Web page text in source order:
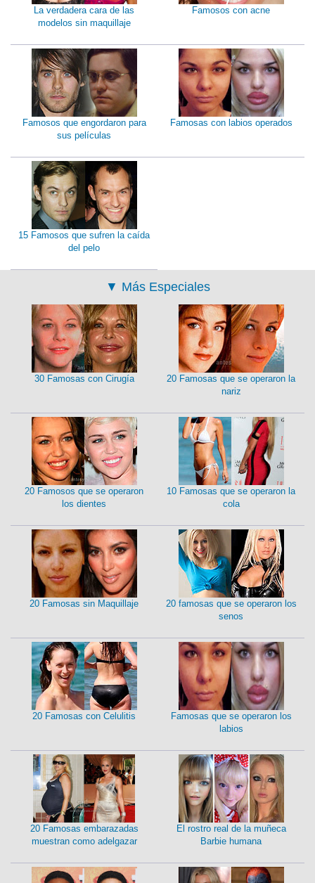
La verdadera cara de las
modelos sin maquillaje
Famosos con acne
Famosos que engordaron para
sus películas
Famosas con labios operados
15 Famosos que sufren la caída
del pelo
▼ Más Especiales
30 Famosas con Cirugía
20 Famosas que se operaron la
nariz
20 Famosos que se operaron
los dientes
10 Famosas que se operaron la
cola
20 Famosas sin Maquillaje
20 famosas que se operaron los
senos
20 Famosas con Celulitis
Famosas que se operaron los
labios
20 Famosas embarazadas
muestran como adelgazar
El rostro real de la muñeca
Barbie humana